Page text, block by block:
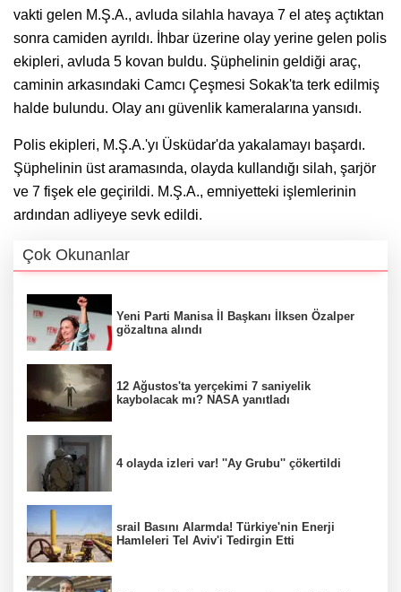
vakti gelen M.Ş.A., avluda silahla havaya 7 el ateş açtıktan
sonra camiden ayrıldı. İhbar üzerine olay yerine gelen polis
ekipleri, avluda 5 kovan buldu. Şüphelinin geldiği araç,
caminin arkasındaki Camcı Çeşmesi Sokak'ta terk edilmiş
halde bulundu. Olay anı güvenlik kameralarına yansıdı.
Polis ekipleri, M.Ş.A.'yı Üsküdar'da yakalamayı başardı.
Şüphelinin üst aramasında, olayda kullandığı silah, şarjör
ve 7 fişek ele geçirildi. M.Ş.A., emniyetteki işlemlerinin
ardından adliyeye sevk edildi.
Çok Okunanlar
Yeni Parti Manisa İl Başkanı İlksen Özalper
gözaltına alındı
12 Ağustos'ta yerçekimi 7 saniyelik
kaybolacak mı? NASA yanıtladı
4 olayda izleri var! ''Ay Grubu'' çökertildi
srail Basını Alarmda! Türkiye'nin Enerji
Hamleleri Tel Aviv'i Tedirgin Etti